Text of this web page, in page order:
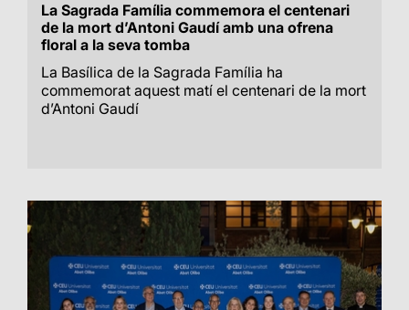
La Sagrada Família commemora el centenari
de la mort d’Antoni Gaudí amb una ofrena
floral a la seva tomba
La Basílica de la Sagrada Família ha
commemorat aquest matí el centenari de la mort
d’Antoni Gaudí